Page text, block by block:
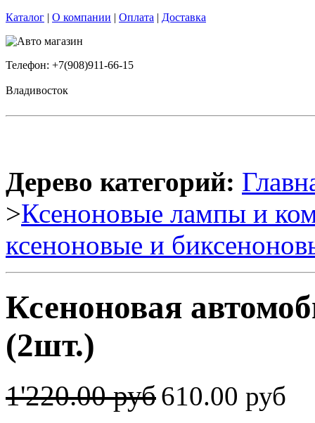
Каталог | О компании | Оплата | Доставка
Телефон: +7(908)911-66-15
Владивосток
Дерево категорий:
>Ксеноновые лампы и
ксеноновые и
Ксеноновая
(2шт.)
1'220.00 руб610.00 руб